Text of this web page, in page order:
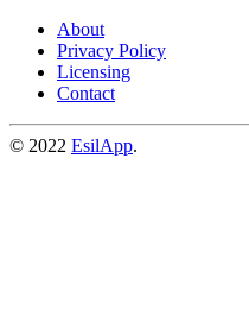
About
Privacy Policy
Licensing
Contact
© 2022 EsilApp.